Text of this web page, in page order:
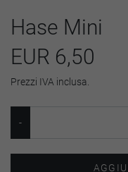
Hase Mini
EUR 6,50
Prezzi IVA inclusa.